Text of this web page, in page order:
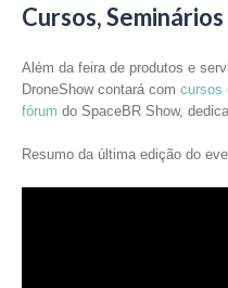
Cursos,
Além da feira de produtos e
DroneShow contará com cursos
fórum do SpaceBR Show,
Resumo da última edição do